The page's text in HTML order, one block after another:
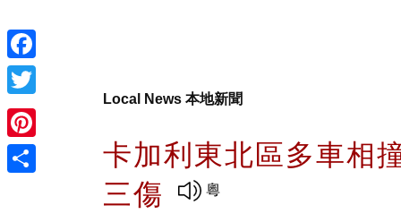
Facebook
Twitter
Pinterest
Local News 本地新聞
卡加利東北區多車
三傷